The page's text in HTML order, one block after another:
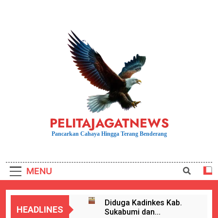
PELITAJAGATNEWS
Pancarkan Cahaya Hingga Terang Benderang
MENU
HEADLINES
Diduga Kadinkes Kab.
Sukabumi dan